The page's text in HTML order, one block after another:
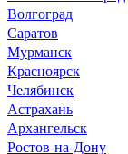
Волгоград
Саратов
Мурманск
Красноярск
Челябинск
Астрахань
Архангельск
Ростов-на-Дону